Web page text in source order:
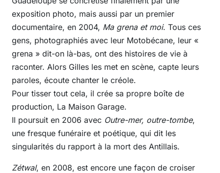
exposition photo, mais aussi par un premier
documentaire, en 2004, Ma grena et moi. Tous ces
gens, photographiés avec leur Motobécane, leur «
grena » dit-on là-bas, ont des histoires de vie à
raconter. Alors Gilles les met en scène, capte leurs
paroles, écoute chanter le créole.
Pour tisser tout cela, il crée sa propre boîte de
production, La Maison Garage.
Il poursuit en 2006 avec Outre-mer, outre-tombe,
une fresque funéraire et poétique, qui dit les
singularités du rapport à la mort des Antillais.
Zétwal, en 2008, est encore une façon de croiser